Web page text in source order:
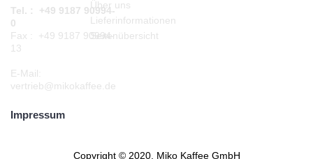
Tel. : +49 9187 90994-
0
Fax : +49 9187 90994-
13
E-Mail:
vertrieb@mikokaffee.de
Über uns
Lieferinformationen
Seitenübersicht
Impressum
Copyright © 2020, Miko Kaffee GmbH